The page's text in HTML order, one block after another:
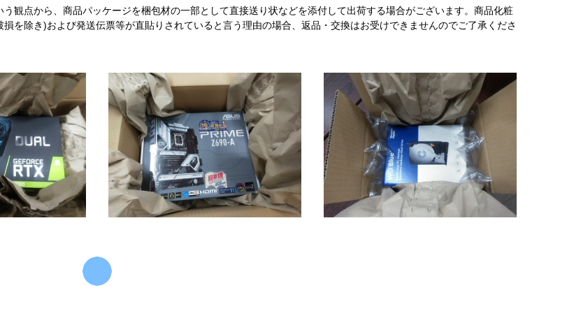
観点から、商品パッケージを梱包材の一部として直接送り状などを添付して出荷する場合がございます。商品化粧
を除き)および発送伝票等が直貼りされていると言う理由の場合、返品・交換はお受けできませんのでご了承くださ